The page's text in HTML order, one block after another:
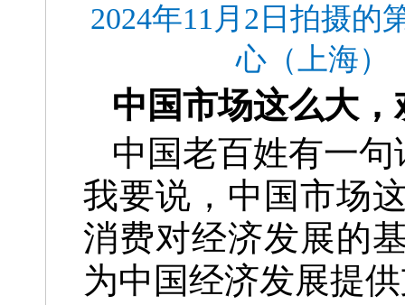
2024年11月2日拍摄
心（上海
中国市场这么大
中国老百姓有一
我要说，中国市场
消费对经济发展的
为中国经济发展提